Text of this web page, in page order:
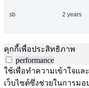
sb 2 years
คุกกี้เพื่อประสิทธิภาพ
performance
ใช้เพื่อทำความเข้าใจแ
เว็บไซต์ซึ่งช่วยในการม